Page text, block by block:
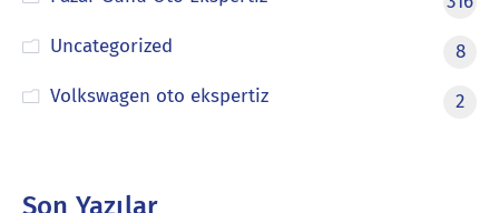
Uncategorized
8
Volkswagen oto ekspertiz
2
Son Yazılar